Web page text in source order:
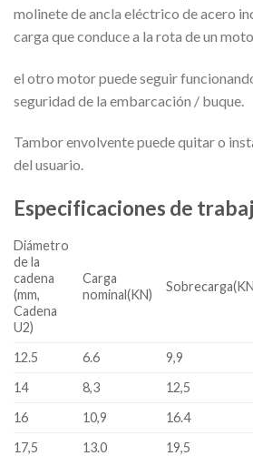
molinete de ancla eléctrico de acero
carga que conduce a la rota de un
el otro motor puede seguir
seguridad de la embarcación / buque.
Tambor envolvente puede quitar o
del usuario.
Especificaciones de
Diámetro
de la
cadena
(mm,
Cadena
U2)
Carga
nominal(KN)
12.5 6.6 9,9
14
8,3 12,5
16
10,9 16.4
17,5
13.0 19,5